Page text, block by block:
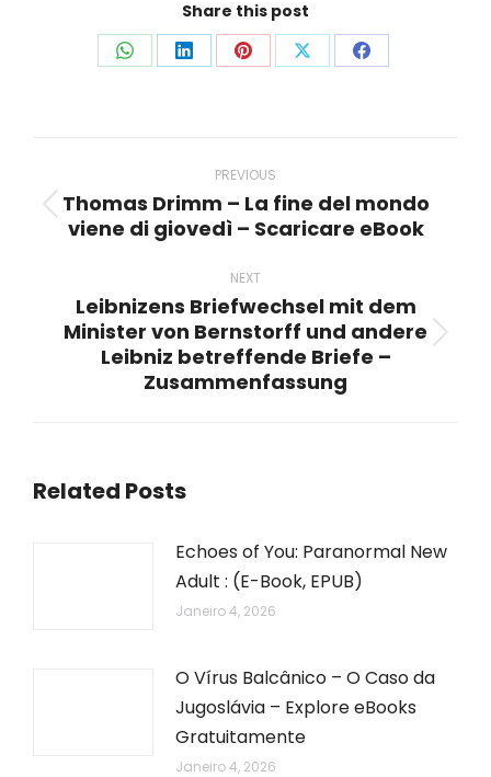
Share this post
Share Share Share Share Share
navigation
PREVIOUS
Previous
Thomas Drimm – La fine del mondo
viene di giovedì – Scaricare eBook
NEXT
Next
post:
Leibnizens Briefwechsel mit dem
Minister von Bernstorff und andere
Leibniz betreffende Briefe –
Zusammenfassung
Related Posts
Echoes of You: Paranormal New
Adult : (E-Book, EPUB)
Janeiro 4, 2026
O Vírus Balcânico – O Caso da
Jugoslávia – Explore eBooks
Gratuitamente
Janeiro 4, 2026